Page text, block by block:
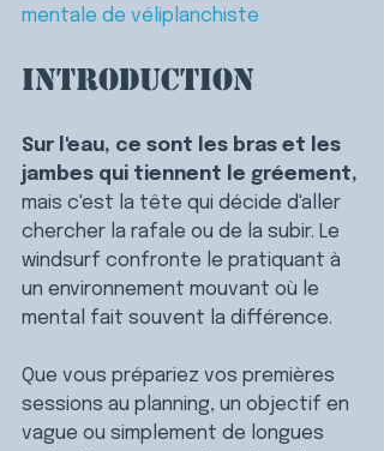
mentale de véliplanchiste
Introduction
Sur l'eau, ce sont les bras et les
jambes qui tiennent le gréement,
mais c'est la tête qui décide d'aller
chercher la rafale ou de la subir. Le
windsurf confronte le pratiquant à
un environnement mouvant où le
mental fait souvent la différence.
Que vous prépariez vos premières
sessions au planning, un objectif en
vague ou simplement de longues